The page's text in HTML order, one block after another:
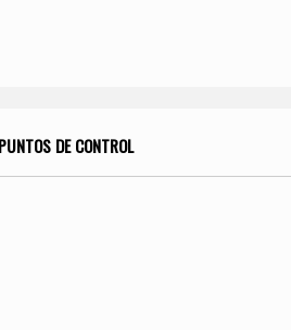
DE CONTROL